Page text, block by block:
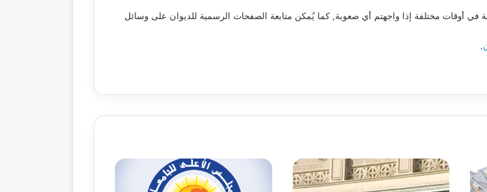
في أوقات مختلفة إذا واجهتم أي صعوبة, كما يُمكن متابعة الصفحات الرسمية للديوان على وسائل
.